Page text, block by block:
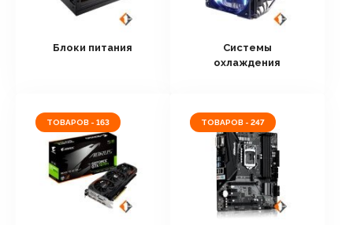
Блоки питания
Системы
охлаждения
ТОВАРОВ - 163 ТОВАРОВ - 247